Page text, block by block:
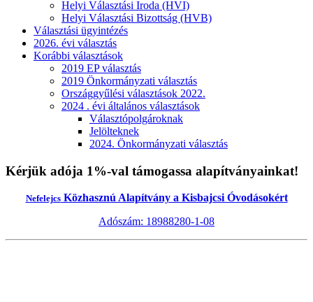
Helyi Választási Iroda (HVI)
Helyi Választási Bizottság (HVB)
Választási ügyintézés
2026. évi választás
Korábbi választások
2019 EP választás
2019 Önkormányzati választás
Országgyűlési választások 2022.
2024 . évi általános választások
Választópolgároknak
Jelölteknek
2024. Önkormányzati választás
Kérjük adója 1%-val támogassa alapítványainkat!
NefelejcsKözhasznú Alapítvány a Kisbajcsi Óvodásokért
Adószám: 18988280-1-08